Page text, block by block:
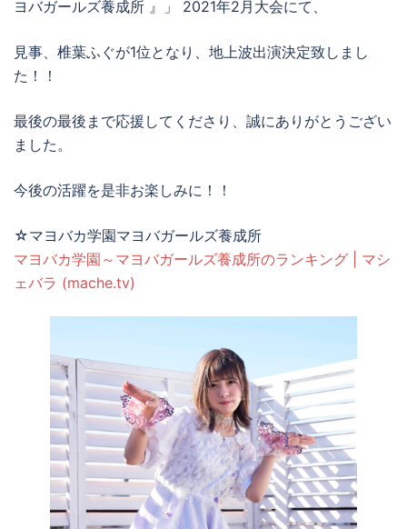
ヨバガールズ養成所 』」 2021年2月大会にて、
見事、椎葉ふぐが1位となり、地上波出演決定致しまし
た！！
最後の最後まで応援してくださり、誠にありがとうござい
ました。
今後の活躍を是非お楽しみに！！
☆マヨバカ学園マヨバガールズ養成所
マヨバカ学園～マヨバガールズ養成所のランキング | マシ
ェバラ (mache.tv)